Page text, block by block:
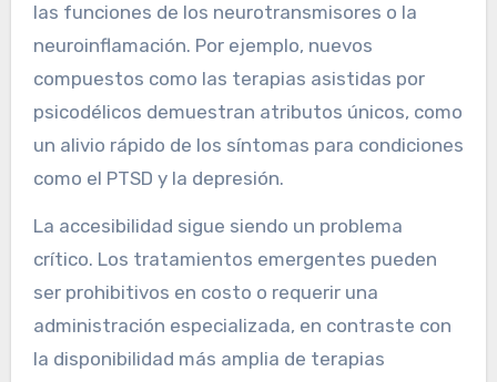
las funciones de los neurotransmisores o la
neuroinflamación. Por ejemplo, nuevos
compuestos como las terapias asistidas por
psicodélicos demuestran atributos únicos, como
un alivio rápido de los síntomas para condiciones
como el PTSD y la depresión.
La accesibilidad sigue siendo un problema
crítico. Los tratamientos emergentes pueden
ser prohibitivos en costo o requerir una
administración especializada, en contraste con
la disponibilidad más amplia de terapias